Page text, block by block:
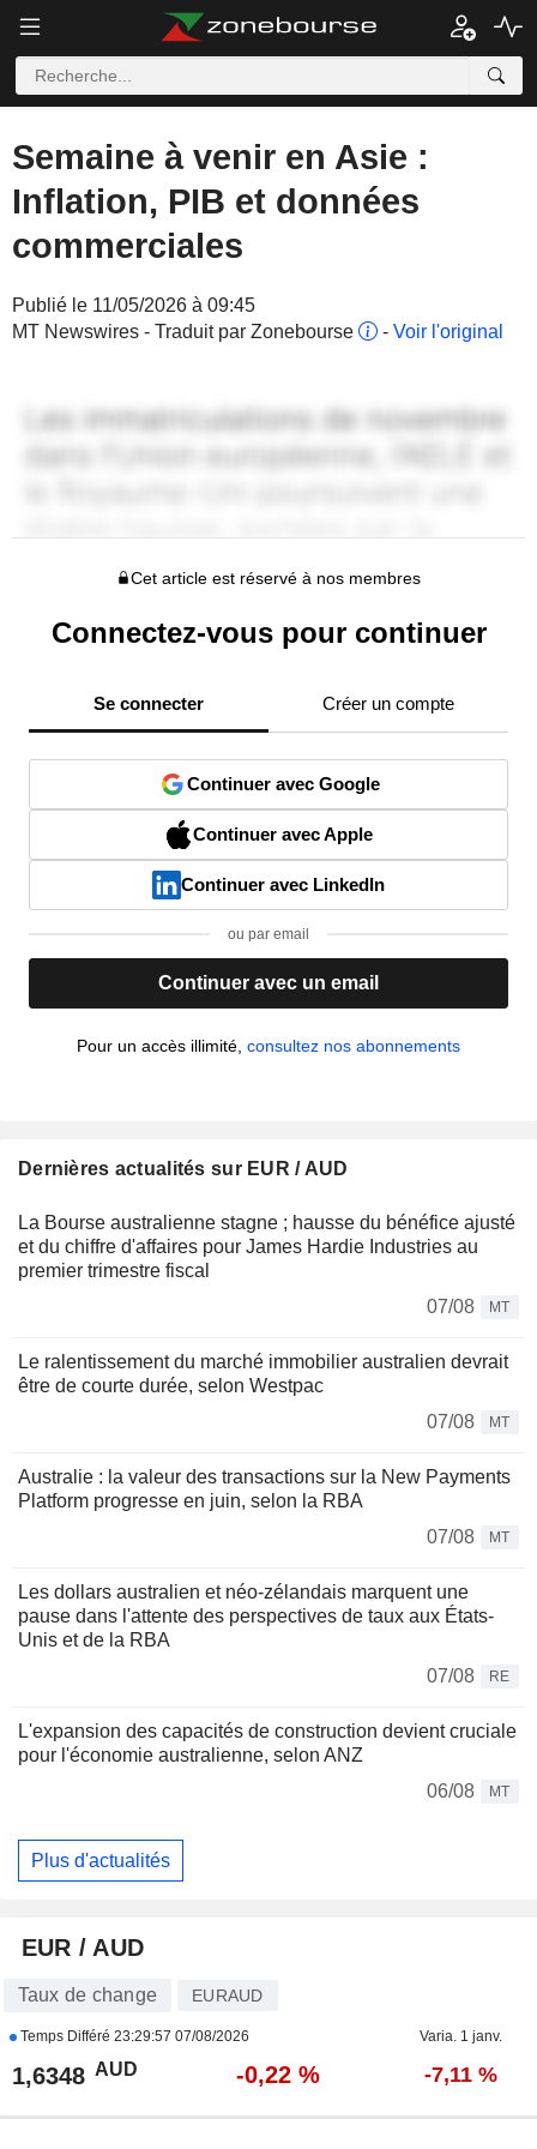
Semaine à venir en Asie :
Inflation, PIB et données
commerciales
Publié le 11/05/2026 à 09:45
MT Newswires - Traduit par Zonebourse
- Voir l'original
Cet article est réservé à nos membres
Connectez-vous pour continuer
Se connecter Créer un compte
Continuer avec Google
Continuer avec Apple
Continuer avec LinkedIn
ou par email
Continuer avec un email
Pour un accès illimité, consultez nos abonnements
Dernières actualités sur EUR / AUD
La Bourse australienne stagne ; hausse du bénéfice ajusté
et du chiffre d'affaires pour James Hardie Industries au
premier trimestre fiscal
07/08
MT
Le ralentissement du marché immobilier australien devrait
être de courte durée, selon Westpac
07/08
MT
Australie : la valeur des transactions sur la New Payments
Platform progresse en juin, selon la RBA
07/08
MT
Les dollars australien et néo-zélandais marquent une
pause dans l'attente des perspectives de taux aux États-
Unis et de la RBA
07/08
RE
L'expansion des capacités de construction devient cruciale
pour l'économie australienne, selon ANZ
06/08
MT
Plus d'actualités
EUR / AUD
Taux de change EURAUD
Temps Différé 23:29:57 07/08/2026 Varia. 1 janv.
1,6348 AUD -0,22 % -7,11 %